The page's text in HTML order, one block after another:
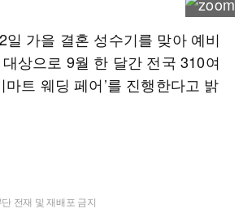
일 가을 결혼 성수기를 맞아 예비
상으로 9월 한 달간 전국 310여
마트 웨딩 페어’를 진행한다고 밝
전재 및 재배포 금지